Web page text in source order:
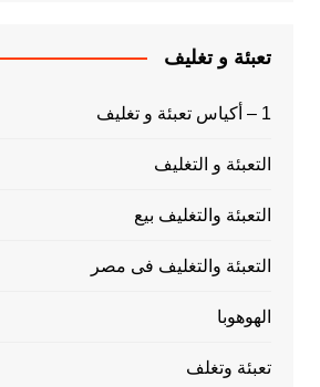
تعبئة و تغليف
1 – أكياس تعبئة و تغليف
التعبئة و التغليف
التعبئة والتغليف بيع
التعبئة والتغليف فى مصر
الهوهوبا
تعبئة وتغلف